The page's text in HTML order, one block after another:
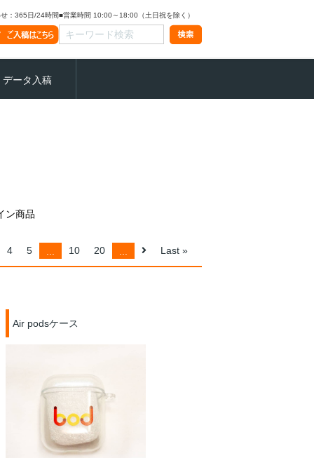
：365日/24時間■営業時間 10:00～18:00（土日祝を除く）
データ入稿
ン商品
4 5 10 20 Last »
Air podsケース